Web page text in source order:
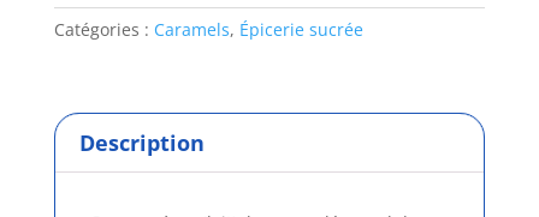
Caramel
au
Atelier
Catégories : Caramels, Épicerie sucrée
Description